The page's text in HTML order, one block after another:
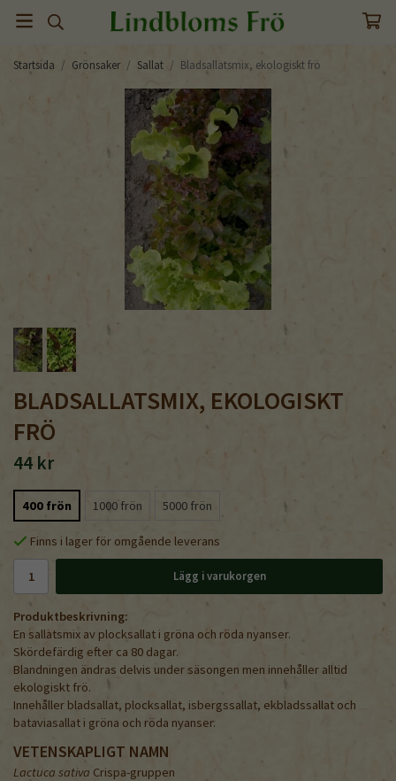
Startsida / Grönsaker / Sallat / Bladsallatsmix, ekologiskt frö
BLADSALLATSMIX, EKOLOGISKT
FRÖ
44 kr
400 frön 1000 frön 5000 frön
Finns i lager för omgående leverans
Lägg i varukorgen
Produktbeskrivning:
En sallatsmix av plocksallat i gröna och röda nyanser.
Skördefärdig efter ca 80 dagar.
Blandningen ändras delvis under säsongen men innehåller alltid
ekologiskt frö.
Innehåller bladsallat, plocksallat, isbergssallat, ekbladssallat och
bataviasallat i gröna och röda nyanser.
VETENSKAPLIGT NAMN
Lactuca sativa Crispa-gruppen